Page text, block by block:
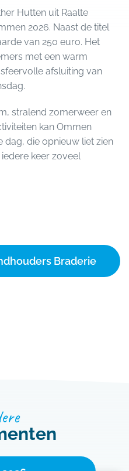
Hutten uit Raalte
2026. Naast de titel
van 250 euro. Het
met een warm
afsluiting van
stralend zomerweer en
kan Ommen
dag, die opnieuw liet zien
keer zoveel
Braderie